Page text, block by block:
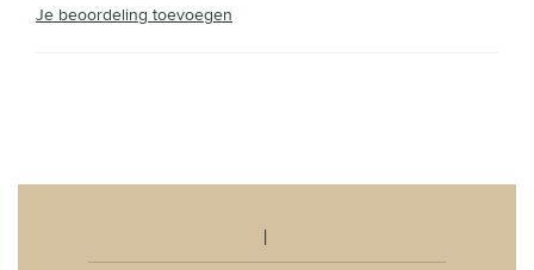
Je beoordeling toevoegen